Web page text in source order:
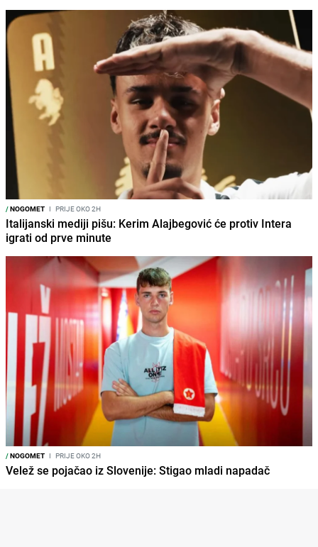
/NOGOMET I PRIJE OKO 2H
Italijanski mediji pišu: Kerim Alajbegović će protiv Intera
igrati od prve minute
/NOGOMET I PRIJE OKO 2H
Velež se pojačao iz Slovenije: Stigao mladi napadač